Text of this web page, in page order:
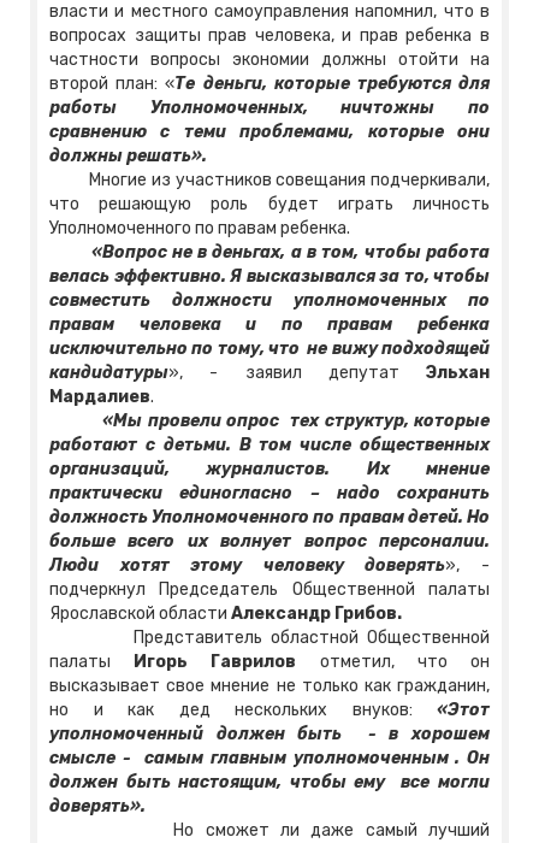
власти и местного самоуправления напомнил, что в
вопросах защиты прав человека, и прав ребенка в
частности вопросы экономии должны отойти на
второй план: «Те деньги, которые требуются для
работы Уполномоченных, ничтожны по
сравнению с теми проблемами, которые они
должны решать».
Многие из участников совещания подчеркивали,
что решающую роль будет играть личность
Уполномоченного по правам ребенка.
«Вопрос не в деньгах, а в том, чтобы работа
велась эффективно. Я высказывался за то, чтобы
совместить должности уполномоченных по
правам человека и по правам ребенка
исключительно по тому, что не вижу подходящей
кандидатуры», - заявил депутат Эльхан
Мардалиев.
«Мы провели опрос тех структур, которые
работают с детьми. В том числе общественных
организаций, журналистов. Их мнение
практически единогласно – надо сохранить
должность Уполномоченного по правам детей. Но
больше всего их волнует вопрос персоналии.
Люди хотят этому человеку доверять», -
подчеркнул Председатель Общественной палаты
Ярославской области Александр Грибов.
Представитель областной Общественной
палаты
Игорь Гаврилов отметил, что он
высказывает свое мнение не только как гражданин,
но и как дед нескольких внуков: «Этот
уполномоченный должен быть - в хорошем
смысле - самым главным уполномоченным . Он
должен быть настоящим, чтобы ему все могли
доверять».
Но сможет ли даже самый лучший